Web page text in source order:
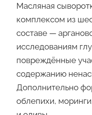
Масляная
комплексом из
составе —
исследованиям
повреждённые
содержанию
Дополнительно
облепихи,